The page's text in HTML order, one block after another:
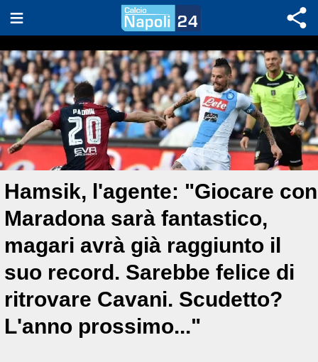
Hamsik, l'agente: "Giocare con
Maradona sarà fantastico,
magari avrà già raggiunto il
suo record. Sarebbe felice di
ritrovare Cavani. Scudetto?
L'anno prossimo..."